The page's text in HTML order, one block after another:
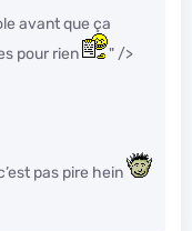
avant que ça
pour rien
" />
pas pire hein